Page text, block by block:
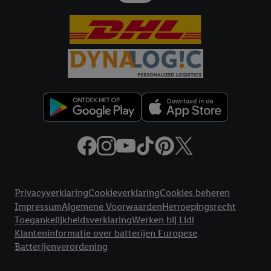
PrivacyverklaringCookieverklaringCookies beheren
ImpressumAlgemene VoorwaardenHerroepingsrecht
ToegankelijkheidsverklaringWerken bij Lidl
Klanteninformatie over batterijen Europese
Batterijenverordening